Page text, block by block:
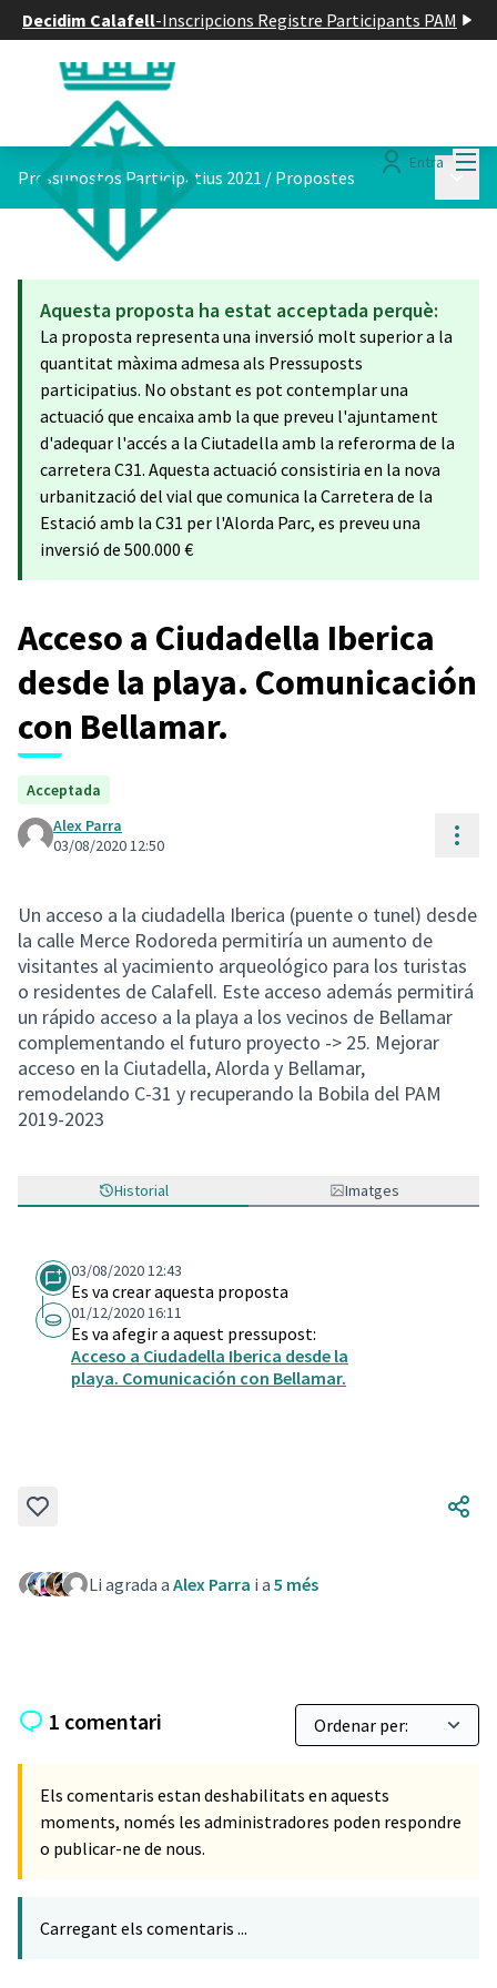
Decidim Calafell-Inscripcions Registre Participants PAM
Entra
Pressupostos Participatius 2021 / Propostes
Aquesta proposta ha estat acceptada perquè:
La proposta representa una inversió molt superior a la
quantitat màxima admesa als Pressuposts
participatius. No obstant es pot contemplar una
actuació que encaixa amb la que preveu l'ajuntament
d'adequar l'accés a la Ciutadella amb la referorma de la
carretera C31. Aquesta actuació consistiria en la nova
urbanització del vial que comunica la Carretera de la
Estació amb la C31 per l'Alorda Parc, es preveu una
inversió de 500.000 €
Acceso a Ciudadella Iberica
desde la playa. Comunicación
con Bellamar.
Acceptada
Alex Parra
03/08/2020 12:50
Un acceso a la ciudadella Iberica (puente o tunel) desde
la calle Merce Rodoreda permitiría un aumento de
visitantes al yacimiento arqueológico para los turistas
o residentes de Calafell. Este acceso además permitirá
un rápido acceso a la playa a los vecinos de Bellamar
complementando el futuro proyecto -> 25. Mejorar
acceso en la Ciutadella, Alorda y Bellamar,
remodelando C-31 y recuperando la Bobila del PAM
2019-2023
Historial Imatges
03/08/2020 12:43
Es va crear aquesta proposta
01/12/2020 16:11
Es va afegir a aquest pressupost:
Acceso a Ciudadella Iberica desde la
playa. Comunicación con Bellamar.
Li agrada a Alex Parra i a 5 més
1 comentari
Els comentaris estan deshabilitats en aquests
moments, només les administradores poden respondre
o publicar-ne de nous.
Carregant els comentaris ...